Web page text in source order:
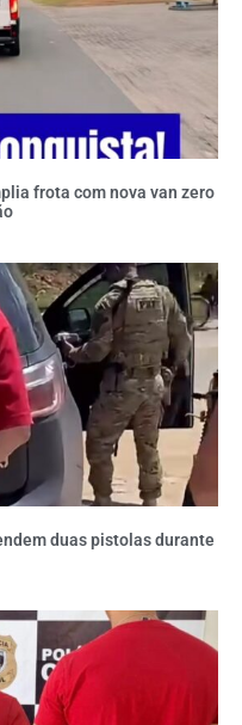
frota com nova van zero
duas pistolas durante